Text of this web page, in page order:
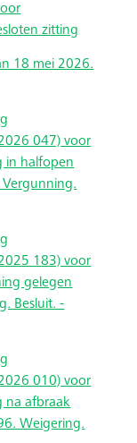
zitting
18 mei 2026.
047) voor
in halfopen
Vergunning.
183) voor
gelegen
Besluit. -
010) voor
na afbraak
Weigering.